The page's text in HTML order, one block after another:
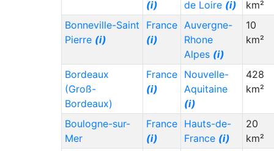
South Korea (KR)
(i)
22,000 15,000
Republic (DO)(i)
22,000 5,000
Czechia (CZ) 22,000
8,000
Sierra Leone (SL)
(i)
20,000
Staat (Code)(⇳)
Migration
Migration
(i)
de Loire (i)
km²
Bonneville-Saint
Pierre (i)
France
(i)
Auvergne-
Rhone
Alpes (i)
10
km²
Bordeaux
(Groß-
Bordeaux)
France
(i)
Nouvelle-
Aquitaine
(i)
428
km²
Boulogne-sur-
Mer
France
(i)
Hauts-de-
France (i)
20
km²